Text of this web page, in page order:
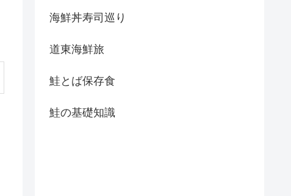
海鮮丼寿司巡り
道東海鮮旅
鮭とば保存食
鮭の基礎知識